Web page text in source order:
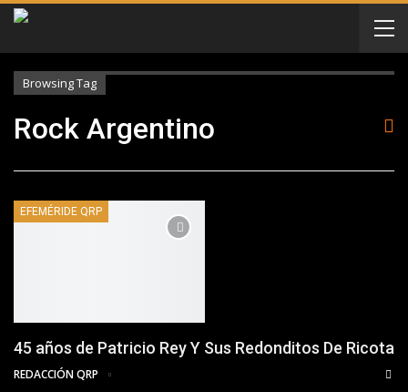
Browsing Tag
Rock Argentino
EFEMÉRIDE QRP
45 años de Patricio Rey Y Sus Redonditos De Ricota
REDACCIÓN QRP